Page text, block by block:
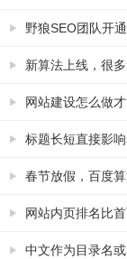
化率提升利器系
野狼SEO团队开
网站内部细节优化
新算法上线，很
的不好，还是什
网站建设怎么做
标题长短直接影
春节放假，百度
网站内页排名比
中文作为目录名